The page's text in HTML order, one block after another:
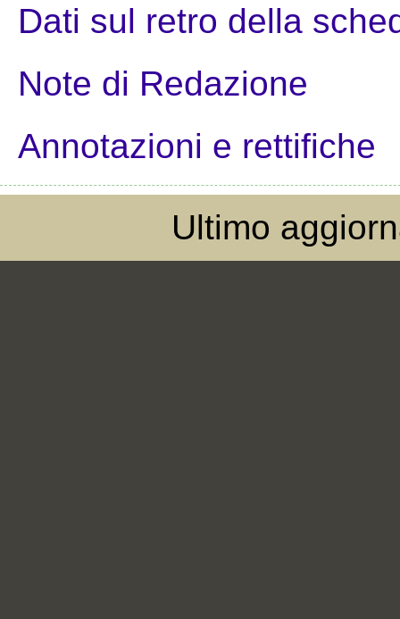
Dati sul retro della
Note di Redazione
Annotazioni e rettifiche
Ultimo